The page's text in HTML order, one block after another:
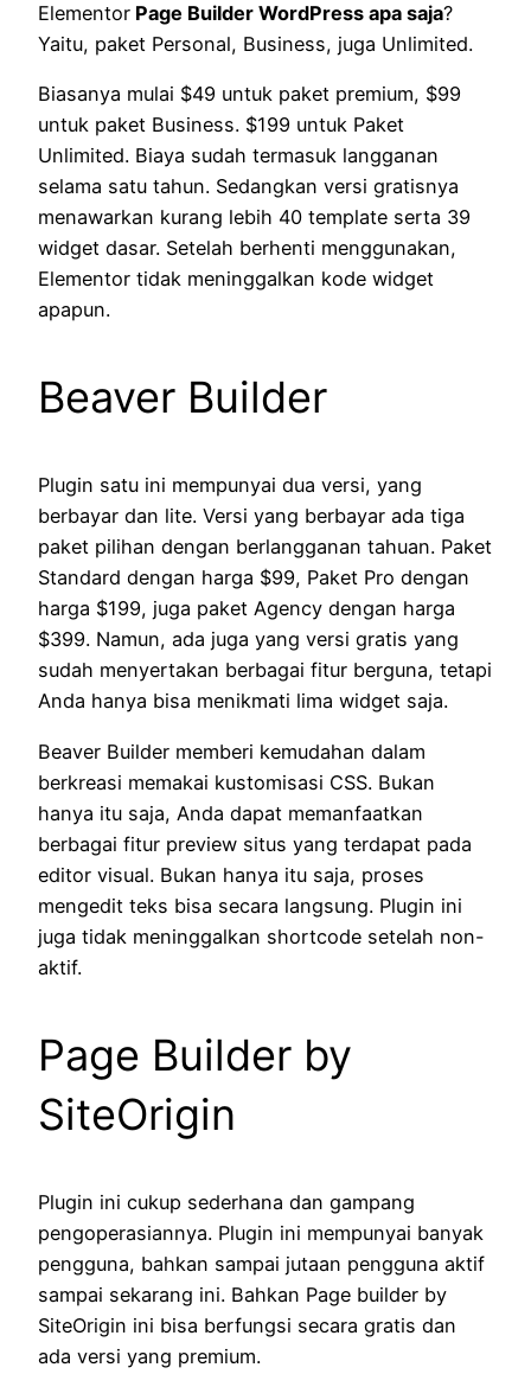
Elementor Page Builder WordPress apa saja?
Yaitu, paket Personal, Business, juga Unlimited.
Biasanya mulai $49 untuk paket premium, $99
untuk paket Business. $199 untuk Paket
Unlimited. Biaya sudah termasuk langganan
selama satu tahun. Sedangkan versi gratisnya
menawarkan kurang lebih 40 template serta 39
widget dasar. Setelah berhenti menggunakan,
Elementor tidak meninggalkan kode widget
apapun.
Beaver Builder
Plugin satu ini mempunyai dua versi, yang
berbayar dan lite. Versi yang berbayar ada tiga
paket pilihan dengan berlangganan tahuan. Paket
Standard dengan harga $99, Paket Pro dengan
harga $199, juga paket Agency dengan harga
$399. Namun, ada juga yang versi gratis yang
sudah menyertakan berbagai fitur berguna, tetapi
Anda hanya bisa menikmati lima widget saja.
Beaver Builder memberi kemudahan dalam
berkreasi memakai kustomisasi CSS. Bukan
hanya itu saja, Anda dapat memanfaatkan
berbagai fitur preview situs yang terdapat pada
editor visual. Bukan hanya itu saja, proses
mengedit teks bisa secara langsung. Plugin ini
juga tidak meninggalkan shortcode setelah non-
aktif.
Page Builder by
SiteOrigin
Plugin ini cukup sederhana dan gampang
pengoperasiannya. Plugin ini mempunyai banyak
pengguna, bahkan sampai jutaan pengguna aktif
sampai sekarang ini. Bahkan Page builder by
SiteOrigin ini bisa berfungsi secara gratis dan
ada versi yang premium.